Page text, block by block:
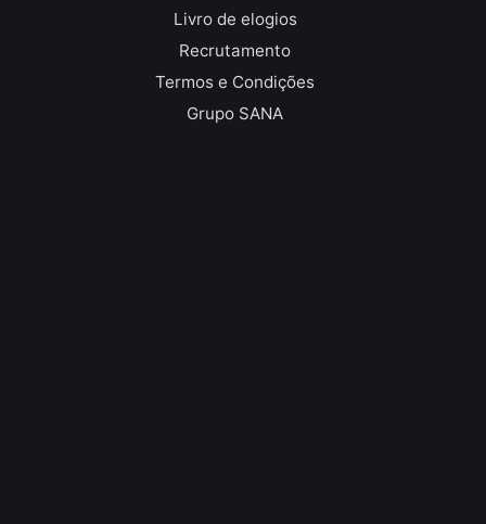
Livro de elogios
Recrutamento
Termos e Condições
Grupo SANA